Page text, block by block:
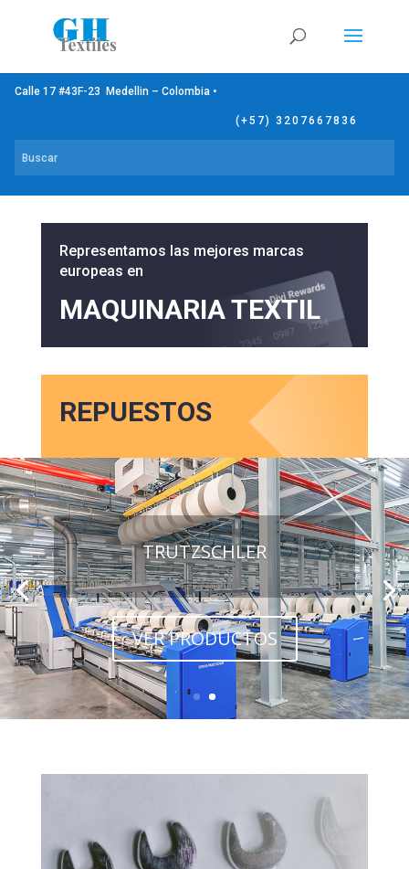
Calle 17 #43F-23 Medellin – Colombia •
(+57) 3207667836
Representamos las mejores marcas
europeas en
MAQUINARIA TEXTIL
REPUESTOS
TRUTZSCHLER
VER PRODUCTOS